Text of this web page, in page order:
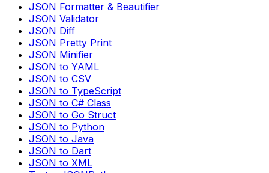
JSON Formatter & Beautifier
JSON Validator
JSON Diff
JSON Pretty Print
JSON Minifier
JSON to YAML
JSON to CSV
JSON to TypeScript
JSON to C# Class
JSON to Go Struct
JSON to Python
JSON to Java
JSON to Dart
JSON to XML